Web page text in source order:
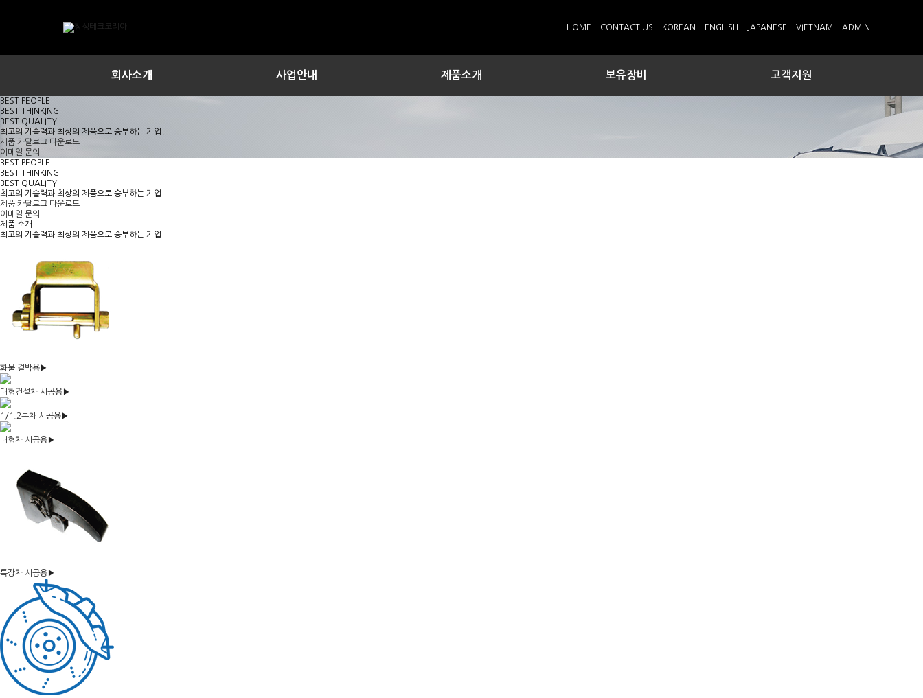
HOME CONTACT US KOREAN ENGLISH JAPANESE VIETNAM ADMIN
회사소개 사업안내 제품소개 보유장비 고객지원
BEST PEOPLE
BEST THINKING
BEST QUALITY
최고의 기술력과 최상의 제품으로 승부하는 기업!
제품 카달로그 다운로드
이메일 문의
BEST PEOPLE
BEST THINKING
BEST QUALITY
최고의 기술력과 최상의 제품으로 승부하는 기업!
제품 카달로그 다운로드
이메일 문의
제품 소개
최고의 기술력과 최상의 제품으로 승부하는 기업!
화물 결박용▶
대형건설차 시공용▶
1/1.2톤차 시공용▶
대형차 시공용▶
특장차 시공용▶